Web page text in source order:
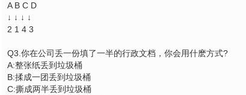
A B C D
↓ ↓ ↓ ↓
2 1 4 3
Q3.你在公司丢一份填了一半的行政文档，你会用什麽方式?
A:整张纸丢到垃圾桶
B:揉成一团丢到垃圾桶
C:撕成两半丢到垃圾桶